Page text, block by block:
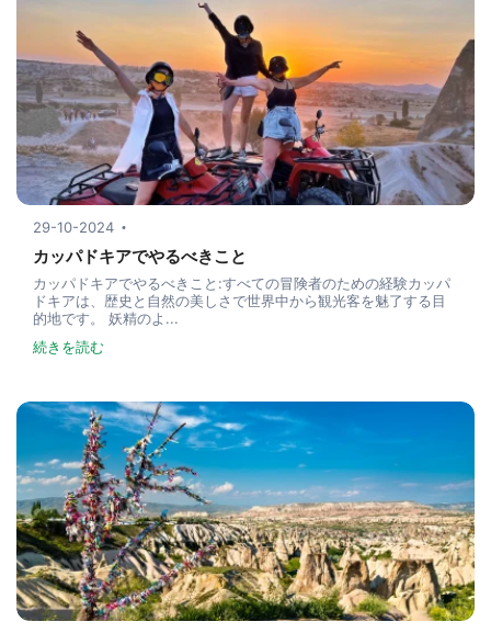
29-10-2024
カッパドキアでやるべきこと
カッパドキアでやるべきこと:すべての冒険者のための経験カッパ
ドキアは、歴史と自然の美しさで世界中から観光客を魅了する目
的地です。 妖精のよ...
続きを読む